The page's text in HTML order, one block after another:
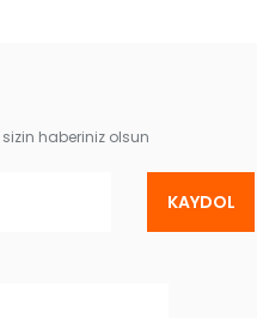
haberiniz olsun
KAYDOL